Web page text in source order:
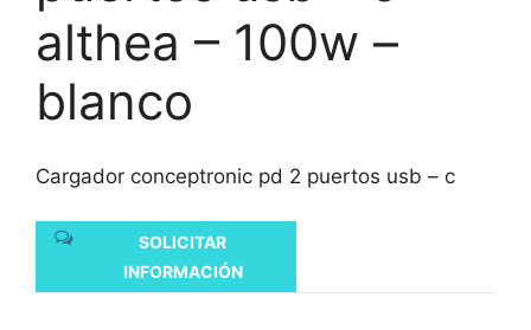
althea – 100w –
blanco
Cargador conceptronic pd 2 puertos usb – c
SOLICITAR
INFORMACIÓN